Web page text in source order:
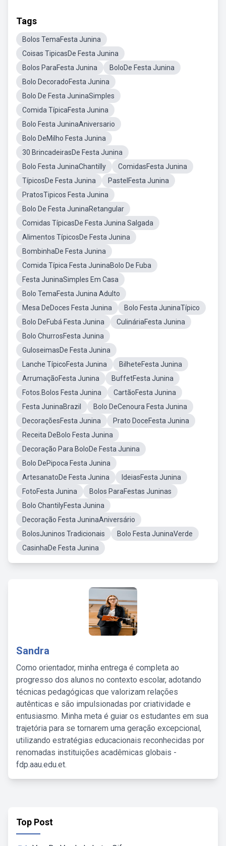
Tags
Bolos TemaFesta Junina
Coisas TipicasDe Festa Junina
Bolos ParaFesta Junina
BoloDe Festa Junina
Bolo DecoradoFesta Junina
Bolo De Festa JuninaSimples
Comida TípicaFesta Junina
Bolo Festa JuninaAniversario
Bolo DeMilho Festa Junina
30 BrincadeirasDe Festa Junina
Bolo Festa JuninaChantilly
ComidasFesta Junina
TípicosDe Festa Junina
PastelFesta Junina
PratosTipicos Festa Junina
Bolo De Festa JuninaRetangular
Comidas TípicasDe Festa Junina Salgada
Alimentos TípicosDe Festa Junina
BombinhaDe Festa Junina
Comida Típica Festa JuninaBolo De Fuba
Festa JuninaSimples Em Casa
Bolo TemaFesta Junina Adulto
Mesa DeDoces Festa Junina
Bolo Festa JuninaTípico
Bolo DeFubá Festa Junina
CulináriaFesta Junina
Bolo ChurrosFesta Junina
GuloseimasDe Festa Junina
Lanche TípicoFesta Junina
BilheteFesta Junina
ArrumaçãoFesta Junina
BuffetFesta Junina
Fotos.Bolos Festa Junina
CartãoFesta Junina
Festa JuninaBrazil
Bolo DeCenoura Festa Junina
DecoraçõesFesta Junina
Prato DoceFesta Junina
Receita DeBolo Festa Junina
Decoração Para BoloDe Festa Junina
Bolo DePipoca Festa Junina
ArtesanatoDe Festa Junina
IdeiasFesta Junina
FotoFesta Junina
Bolos ParaFestas Juninas
Bolo ChantilyFesta Junina
Decoração Festa JuninaAniversário
BolosJuninos Tradicionais
Bolo Festa JuninaVerde
CasinhaDe Festa Junina
Sandra
Como orientador, minha entrega é completa ao
progresso dos alunos no contexto escolar, adotando
técnicas pedagógicas que valorizam relações
autênticas e são impulsionadas por criatividade e
entusiasmo. Minha meta é guiar os estudantes em sua
trajetória para se tornarem uma geração excepcional,
utilizando estratégias educacionais reconhecidas por
renomadas instituições acadêmicas globais -
fdp.aau.edu.et.
Top Post